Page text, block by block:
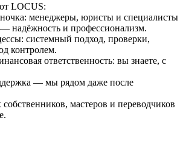
LOCUS:
менеджеры, юристы и специалисты
надёжность и профессионализм.
системный подход, проверки,
контролем.
ответственность: вы знаете, с
— мы рядом даже после
мастеров и переводчиков